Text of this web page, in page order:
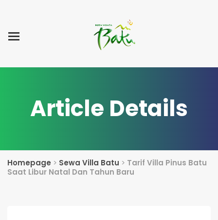
Blog Post
Article Details
Homepage > Sewa Villa Batu > Tarif Villa Pinus Batu
Saat Libur Natal Dan Tahun Baru